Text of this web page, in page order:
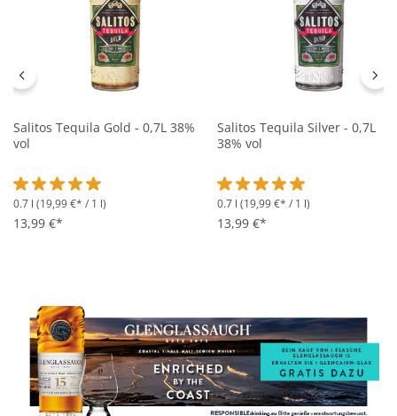
Salitos Tequila Gold - 0,7L 38%
vol
Durchschnittliche Bewertung von 5 von 5 Sternen
0.7 l (19,99 €* / 1 l)
13,99 €*
Salitos Tequila Silver - 0,7L
38% vol
Durchschnittliche
0.7 l (19,99 €* / 1 l)
13,99 €*